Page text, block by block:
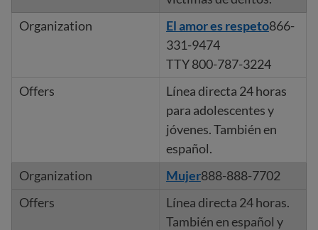
El amor es respeto866-
331-9474
TTY 800-787-3224
Línea directa 24 horas
para adolescentes y
jóvenes. También en
español.
Mujer888-888-7702
Línea directa 24 horas.
También en español y